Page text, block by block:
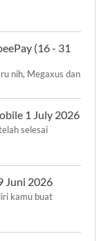
(16 - 31
nih, Megaxus dan
1 July 2026
selesai
Juni 2026
kamu buat